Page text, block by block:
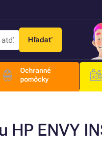
Hľadať
Ochranné
pomôcky
ENVY